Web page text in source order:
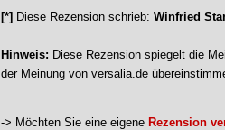
[*] Diese Rezension schrieb: Winfried
Hinweis: Diese Rezension spiegelt die
der Meinung von versalia.de
-> Möchten Sie eine eigene Rezension